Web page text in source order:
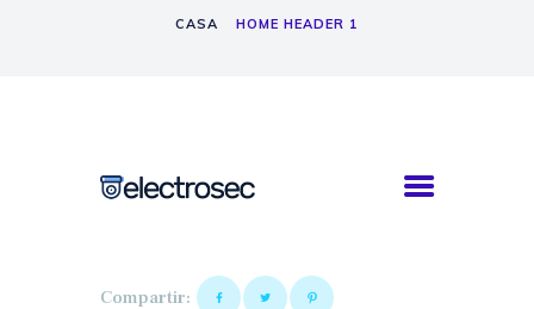
CASA HOME HEADER 1
Compartir: